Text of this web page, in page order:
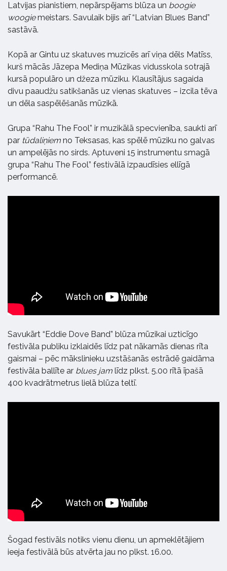
Latvijas pianistiem, nepārspējams blūza un boogie
woogiemeistars. Savulaik bijis arī “Latvian Blues Band”
sastāvā.
Kopā ar Gintu uz skatuves muzicēs arī viņa dēls Matīss,
kurš mācās Jāzepa Mediņa Mūzikas vidusskola sotrajā
kursā populāro un džeza mūziku. Klausītājus sagaida
divu paaudžu satikšanās uz vienas skatuves – izcila tēva
un dēla saspēlēšanās mūzikā.
Grupa “Rahu The Fool” ir muzikālā specvienība, saukti arī
par tūdaliņiem no Teksasas, kas spēlē mūziku no galvas
un ampelējās no sirds. Aptuveni 15 instrumentu smagā
grupa “Rahu The Fool” festivālā izpaudīsies ellīgā
performancē.
Savukārt “Eddie Dove Band” blūza mūzikai uzticīgo
festivāla publiku izklaidēs līdz pat nākamās dienas rīta
gaismai – pēc mākslinieku uzstāšanās estrādē gaidāma
festivāla ballīte ar blues jam līdz plkst. 5.00 rītā īpašā
400 kvadrātmetrus lielā blūza teltī.
Šogad festivāls notiks vienu dienu, un apmeklētājiem
ieeja festivālā būs atvērta jau no plkst. 16.00.